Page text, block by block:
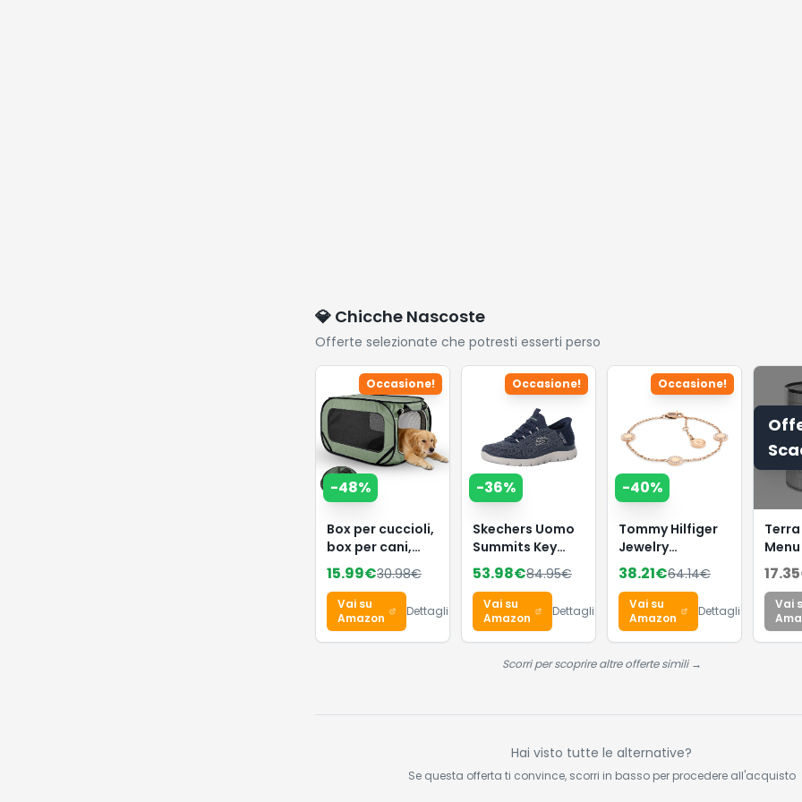
💎 Chicche Nascoste
Offerte selezionate che potresti esserti perso
Occasione!
-48%
Box per cuccioli,
box per cani,
cuccioli, gabbia
per cani, gatti,
conigli,
beccuccio (stile
2 – verde)
15.99€30.98€
Vai su
Amazon
Dettagli
Occasione!
-36%
Skechers Uomo
Summits Key
Pace Slip-In
ALLENATRICE,
Navy Mesh, 39.5
EU
53.98€84.95€
Vai su
Amazon
Dettagli
Occasione!
-40%
Tommy Hilfiger
Jewelry
Braccialetto da
Donna in Acciaio
Inossidabile con
Charms
Impreziositi da
Disponibile in
38.21€64.14€
Vai su
Amazon
Dettagli
Pezzi
12 x
17.35
Vai
Scorri per scoprire altre offerte simili →
Hai visto tutte le alternative?
Se questa offerta ti convince, scorri in basso per procedere all'acquisto